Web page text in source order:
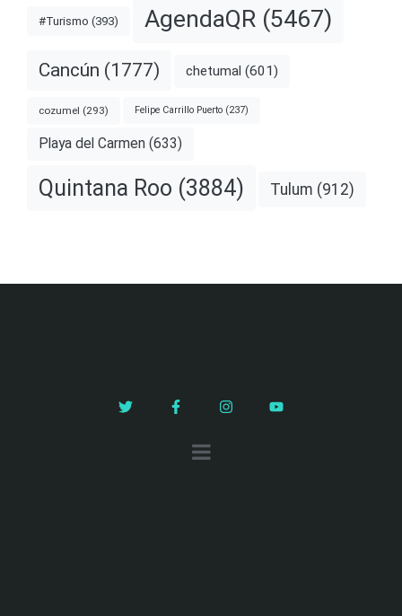
#Turismo (393) AgendaQR (5467)
Cancún (1777) chetumal (601)
cozumel (293) Felipe Carrillo Puerto (237)
Playa del Carmen (633)
Quintana Roo (3884) Tulum (912)